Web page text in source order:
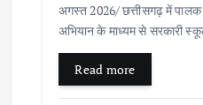
अगस्त 2026/ छत्तीसगढ़ में
अभियान के माध्यम से सरकारी
Read more